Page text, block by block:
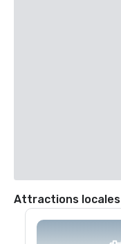
Attractions locales